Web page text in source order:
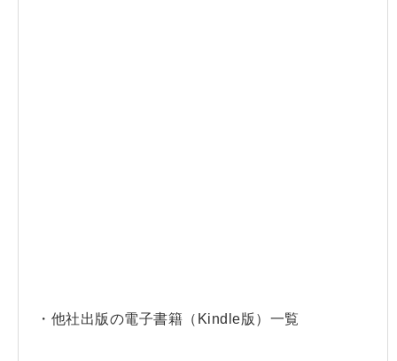
・他社出版の電子書籍（Kindle版）一覧